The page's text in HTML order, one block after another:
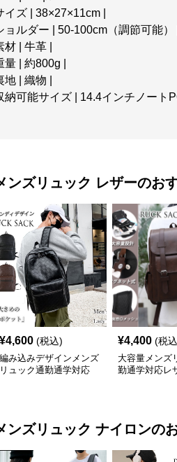
イズ | 38×27×11cm |
ョルダー | 50-100cm（調節可能） |
材 | 牛革 |
量 | 約800g |
地 | 織物 |
納可能サイズ | 14.4インチノート
ンズリュック レザーのお
¥4,600 (税込)
編み込みデザインメンズ
リュック通勤通学対応
¥4,400 (税
大容量メンズ
勤通学対応レ
ンズリュック ナイロンの